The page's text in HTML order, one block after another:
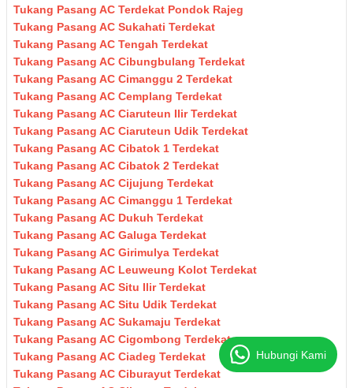
Tukang Pasang AC Terdekat Pondok Rajeg
Tukang Pasang AC Sukahati Terdekat
Tukang Pasang AC Tengah Terdekat
Tukang Pasang AC Cibungbulang Terdekat
Tukang Pasang AC Cimanggu 2 Terdekat
Tukang Pasang AC Cemplang Terdekat
Tukang Pasang AC Ciaruteun Ilir Terdekat
Tukang Pasang AC Ciaruteun Udik Terdekat
Tukang Pasang AC Cibatok 1 Terdekat
Tukang Pasang AC Cibatok 2 Terdekat
Tukang Pasang AC Cijujung Terdekat
Tukang Pasang AC Cimanggu 1 Terdekat
Tukang Pasang AC Dukuh Terdekat
Tukang Pasang AC Galuga Terdekat
Tukang Pasang AC Girimulya Terdekat
Tukang Pasang AC Leuweung Kolot Terdekat
Tukang Pasang AC Situ Ilir Terdekat
Tukang Pasang AC Situ Udik Terdekat
Tukang Pasang AC Sukamaju Terdekat
Tukang Pasang AC Cigombong Terdekat
Tukang Pasang AC Ciadeg Terdekat
Tukang Pasang AC Ciburayut Terdekat
Hubungi Kami